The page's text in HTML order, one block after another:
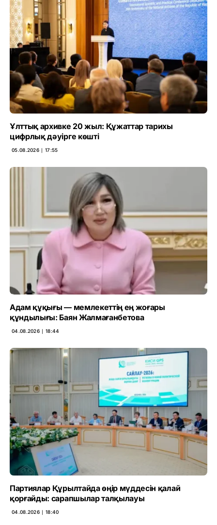
Ұлттық архивке 20 жыл: Құжаттар тарихы
цифрлық дәуірге көшті
05.08.2026 ∣ 17:55
Адам құқығы — мемлекеттің ең жоғары
құндылығы: Баян Жалмағанбетова
04.08.2026 ∣ 18:44
Партиялар Құрылтайда өңір мүддесін қалай
қорғайды: сарапшылар талқылауы
04.08.2026 ∣ 18:40